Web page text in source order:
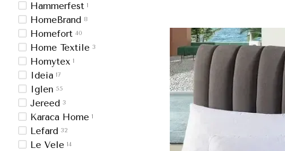
Hammerfest 1
HomeBrand 8
Homefort 40
Home Textile 3
Homytex 1
Ideia 17
Iglen 55
Jereed 3
Karaca Home 1
Lefard 32
Le Vele 14